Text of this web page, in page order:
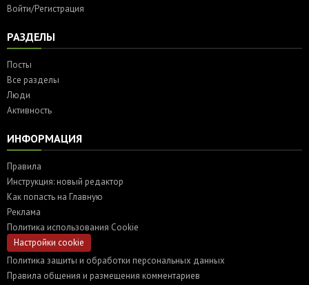
Войти/Регистрация
РАЗДЕЛЫ
Посты
Все разделы
Люди
Активность
ИНФОРМАЦИЯ
Правила
Инструкция: новый редактор
Как попасть на Главную
Реклама
Политика использования Cookie
Настройки cookie
Политика защиты и обработки персональных данных
Правила общения и размещения комментариев